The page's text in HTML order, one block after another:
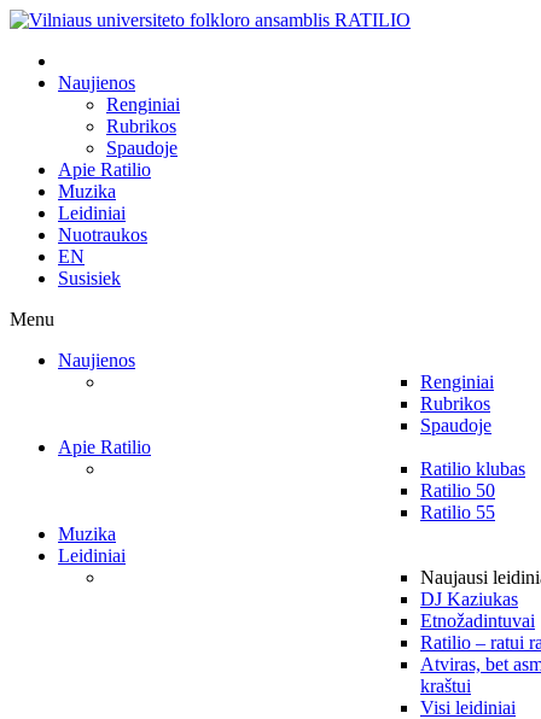
Naujienos
Renginiai
Rubrikos
Spaudoje
Apie Ratilio
Muzika
Leidiniai
Nuotraukos
EN
Susisiek
Menu
Naujienos
Renginiai
Rubrikos
Spaudoje
Apie Ratilio
Ratilio klubas
Ratilio 50
Ratilio 55
Muzika
Leidiniai
Naujausi
DJ Kaziukas
Etnožadintuvai
Ratilio – ratui
Atviras, bet
kraštui
Visi leidiniai